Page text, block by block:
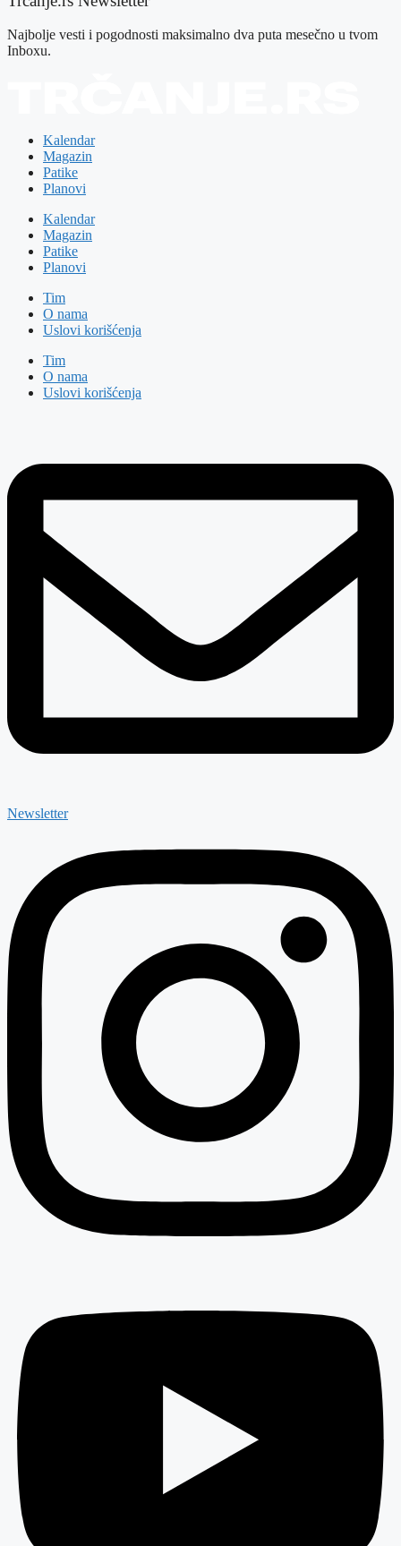
Najbolje vesti i pogodnosti maksimalno dva puta mesečno u tvom
Inboxu.
Kalendar
Magazin
Patike
Planovi
Kalendar
Magazin
Patike
Planovi
Tim
O nama
Uslovi korišćenja
Tim
O nama
Uslovi korišćenja
Newsletter